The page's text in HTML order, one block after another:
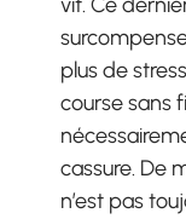
plus de
course sans
cassure. De
n’est pas